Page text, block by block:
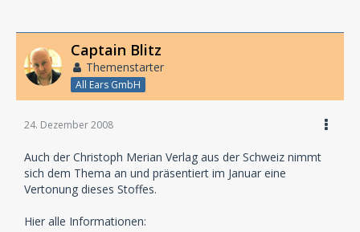
Captain Blitz
Themenstarter
All Ears GmbH
24. Dezember 2008
Auch der Christoph Merian Verlag aus der Schweiz nimmt
sich dem Thema an und präsentiert im Januar eine
Vertonung dieses Stoffes.
Hier alle Informationen: